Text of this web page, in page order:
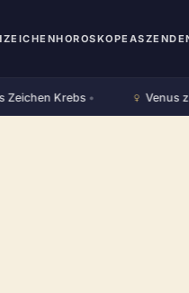
HOROSKOPE
Krebs• Venus zieht